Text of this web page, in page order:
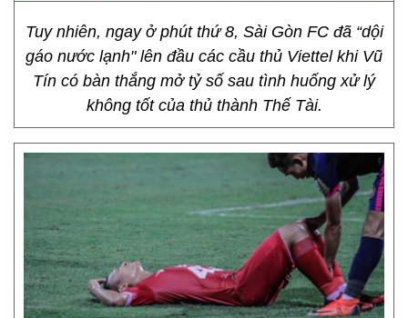
Tuy nhiên, ngay ở phút thứ 8, Sài Gòn FC đã “dội
gáo nước lạnh" lên đầu các cầu thủ Viettel khi Vũ
Tín có bàn thắng mở tỷ số sau tình huống xử lý
không tốt của thủ thành Thế Tài.